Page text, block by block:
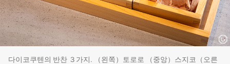
다이코쿠텐의 반찬 ３가지. （왼쪽）토로로 （중앙）스지코（오른